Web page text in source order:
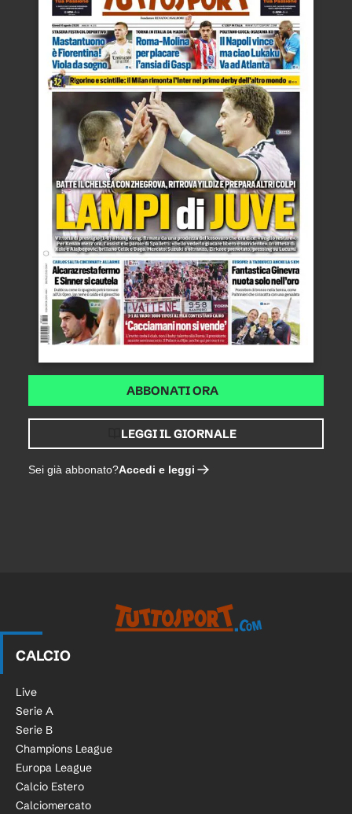
ABBONATI ORA
LEGGI IL GIORNALE
Sei già abbonato?Accedi e leggi
CALCIO
Live
Serie A
Serie B
Champions League
Europa League
Calcio Estero
Calciomercato